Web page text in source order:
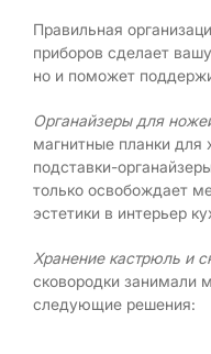
Правильная
приборов сделает
но и поможет
Органайзеры для
магнитные планки для
подставки-
только освобождает
эстетики в интерьер
Хранение кастрюль и
сковородки занимали
следующие решения: